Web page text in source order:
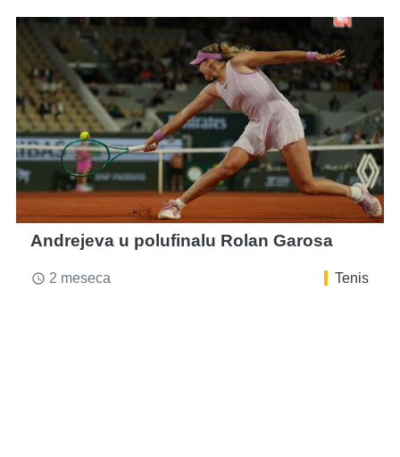
Andrejeva u polufinalu Rolan Garosa
access_time 2 meseca Tenis